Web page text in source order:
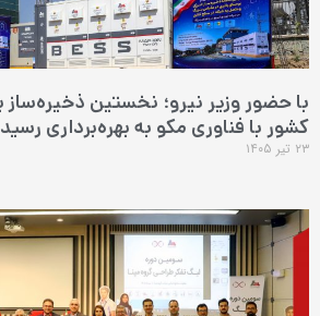
با حضور وزیر نیرو؛ نخستین
کشور با فناوری مکو به بهره‌برداری رسید
۲۳ تیر ۱۴۰۵